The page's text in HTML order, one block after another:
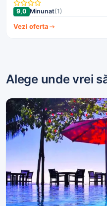
9,0 Minunat(1)
Vezi oferta
Alege unde vrei